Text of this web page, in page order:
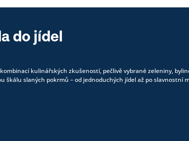
do jídel
kulinářských zkušeností, pečlivě vybrané zeleniny,
škálu slaných pokrmů – od jednoduchých jídel až po slavnostní